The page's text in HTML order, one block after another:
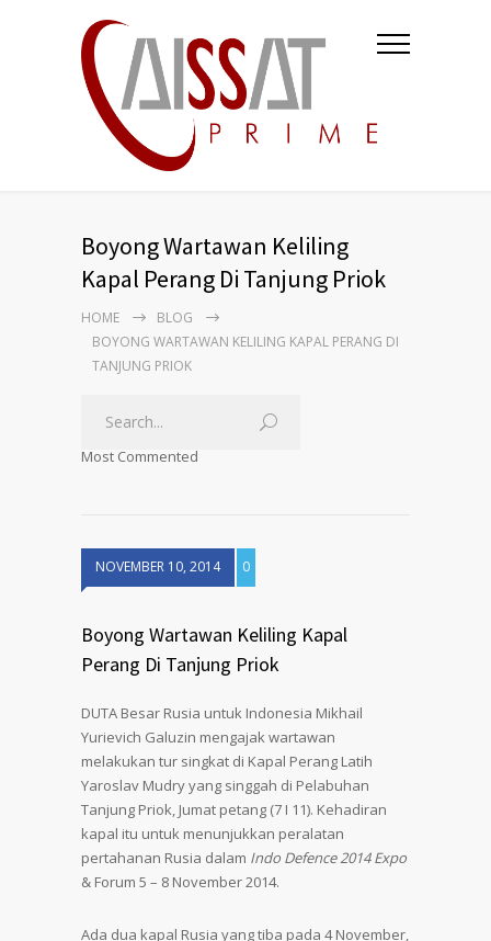
Boyong Wartawan Keliling
Kapal Perang Di Tanjung Priok
HOME
BLOG
BOYONG WARTAWAN KELILING KAPAL PERANG DI
TANJUNG PRIOK
Most Commented
NOVEMBER 10, 2014 0
Boyong Wartawan Keliling Kapal
Perang Di Tanjung Priok
DUTA Besar Rusia untuk Indonesia Mikhail
Yurievich Galuzin mengajak wartawan
melakukan tur singkat di Kapal Perang Latih
Yaroslav Mudry yang singgah di Pelabuhan
Tanjung Priok, Jumat petang (7 I 11). Kehadiran
kapal itu untuk menunjukkan peralatan
pertahanan Rusia dalam Indo Defence 2014 Expo
& Forum 5 – 8 November 2014.
Ada dua kapal Rusia yang tiba pada 4 November,